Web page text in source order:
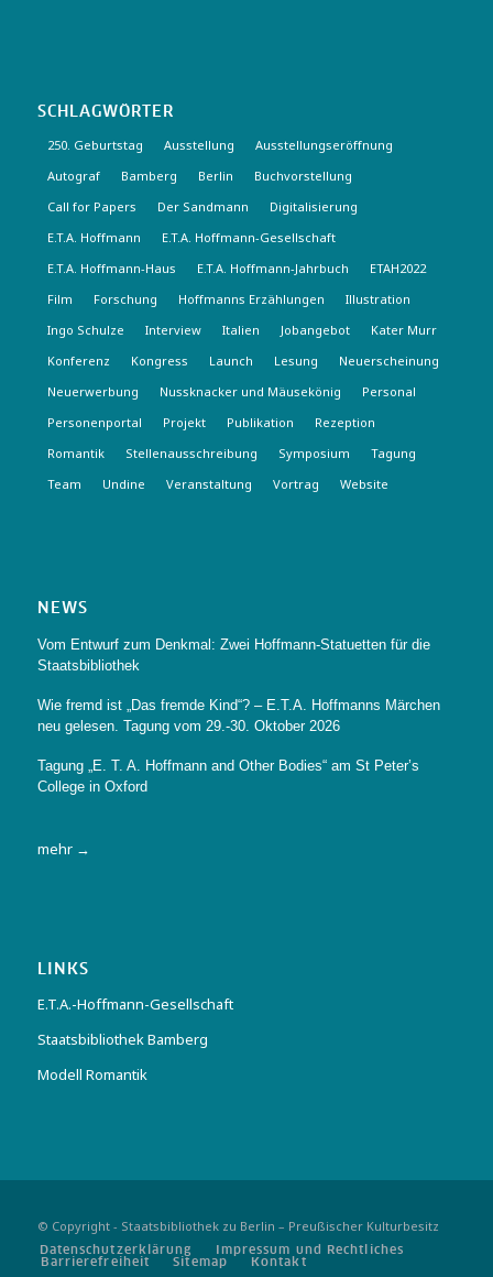
SCHLAGWÖRTER
250. Geburtstag Ausstellung
Ausstellungseröffnung
Autograf
Bamberg Berlin
Buchvorstellung
Call for Papers
Der Sandmann
Digitalisierung
E.T.A. Hoffmann
E.T.A. Hoffmann-Gesellschaft
E.T.A. Hoffmann-Haus
E.T.A. Hoffmann-Jahrbuch
ETAH2022
Film
Forschung Hoffmanns Erzählungen
Illustration
Ingo Schulze
Interview Italien Jobangebot
Kater Murr
Konferenz
Kongress Launch Lesung
Neuerscheinung
Neuerwerbung
Nussknacker und Mäusekönig
Personal
Personenportal
Projekt Publikation
Rezeption
Romantik
Stellenausschreibung Symposium
Tagung
Team
Undine Veranstaltung Vortrag Website
NEWS
Vom Entwurf zum Denkmal: Zwei Hoffmann-Statuetten für die
Staatsbibliothek
Wie fremd ist „Das fremde Kind“? – E.T.A. Hoffmanns Märchen
neu gelesen. Tagung vom 29.-30. Oktober 2026
Tagung „E. T. A. Hoffmann and Other Bodies“ am St Peter’s
College in Oxford
mehr →
LINKS
E.T.A.-Hoffmann-Gesellschaft
Staatsbibliothek Bamberg
Modell Romantik
© Copyright - Staatsbibliothek zu Berlin – Preußischer Kulturbesitz
Datenschutzerklärung
Impressum und Rechtliches
Barrierefreiheit
Sitemap Kontakt